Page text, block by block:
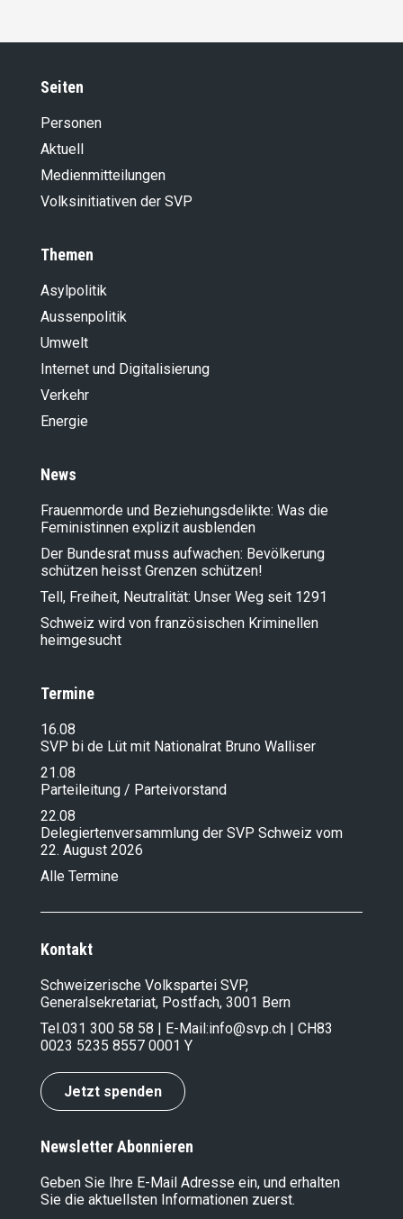
Seiten
Personen
Aktuell
Medienmitteilungen
Volksinitiativen der SVP
Themen
Asylpolitik
Aussenpolitik
Umwelt
Internet und Digitalisierung
Verkehr
Energie
News
Frauenmorde und Beziehungsdelikte: Was die
Feministinnen explizit ausblenden
Der Bundesrat muss aufwachen: Bevölkerung
schützen heisst Grenzen schützen!
Tell, Freiheit, Neutralität: Unser Weg seit 1291
Schweiz wird von französischen Kriminellen
heimgesucht
Termine
16.08
SVP bi de Lüt mit Nationalrat Bruno Walliser
21.08
Parteileitung / Parteivorstand
22.08
Delegiertenversammlung der SVP Schweiz vom
22. August 2026
Alle Termine
Kontakt
Schweizerische Volkspartei SVP,
Generalsekretariat, Postfach, 3001 Bern
Tel.031 300 58 58 | E-Mail:info@svp.ch | CH83
0023 5235 8557 0001 Y
Jetzt spenden
Newsletter Abonnieren
Geben Sie Ihre E-Mail Adresse ein, und erhalten
Sie die aktuellsten Informationen zuerst.